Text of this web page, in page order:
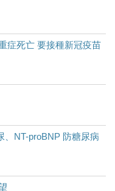
症死亡 要接種新冠疫苗
、NT-proBNP 防糖尿病